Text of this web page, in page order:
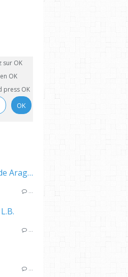
La Llora: Expresión tradicional de Aragua
…
…
…
sur OK
OK
press OK